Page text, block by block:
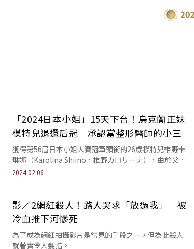
「2024日本小姐」15天下台！烏克蘭正妹
模特兒退還后冠 承認當整形醫師的小三
獲得第56屆日本小姐大賽冠軍頭銜的26歲模特兒椎野卡
琳娜（Karolina Shiino，椎野カロリーナ），由於父母
均為烏克蘭人，5歲時才來日本...
2024.02.06
影／2網紅殺人！路人哭求「放過我」 被
冷血推下河慘死
為了成為網紅拍攝影片是常見的手段之一，但為此殺人
就著實令人髮指。